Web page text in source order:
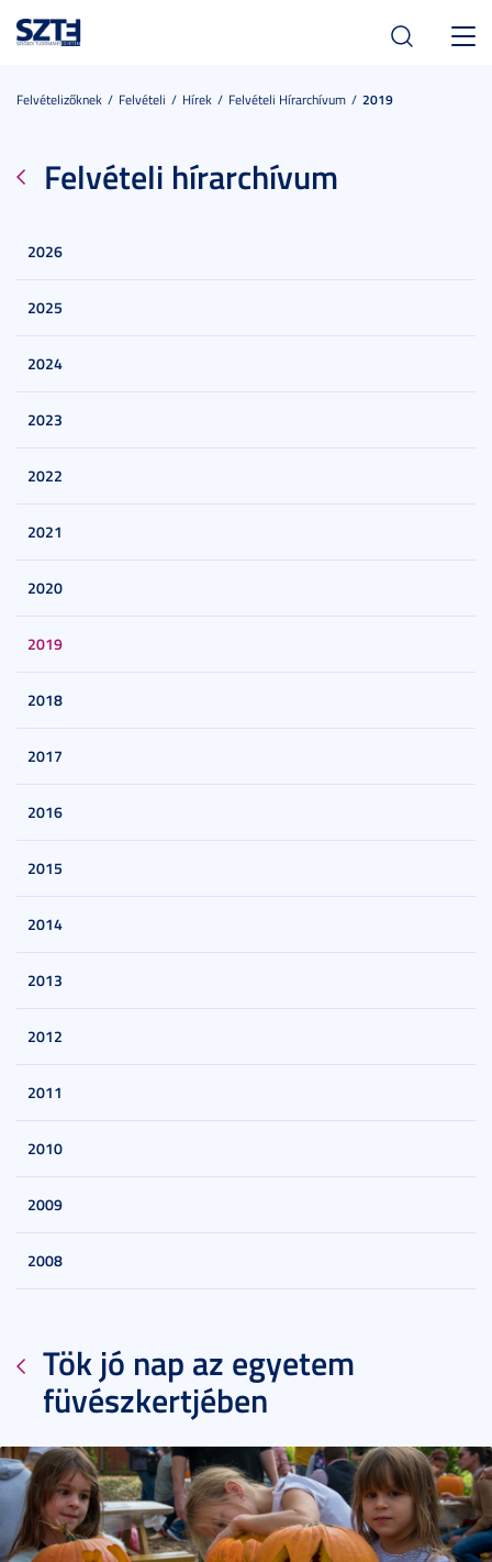
Felvételizőknek Felvételi Hírek Felvételi Hírarchívum 2019
Felvételi hírarchívum
2026
2025
2024
2023
2022
2021
2020
2019
2018
2017
2016
2015
2014
2013
2012
2011
2010
2009
2008
Tök jó nap az egyetem
füvészkertjében